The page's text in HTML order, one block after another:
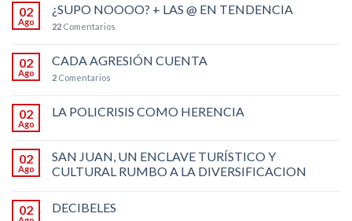
02
Ago
¿SUPO NOOOO? + LAS @ EN TENDENCIA
22 Comentarios
02
Ago
CADA AGRESIÓN CUENTA
2 Comentarios
02
Ago
LA POLICRISIS COMO HERENCIA
02
Ago
SAN JUAN, UN ENCLAVE TURÍSTICO Y
CULTURAL RUMBO A LA DIVERSIFICACION
02 DECIBELES